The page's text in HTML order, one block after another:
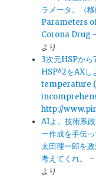
ラメータ。（
Parameters
Corona Drug
より
3次元HSPから
HSP^2をAXし
temperature
http://
AIよ。技術系
ー作成を手伝っ
太田理一郎を
考えてくれ。
より